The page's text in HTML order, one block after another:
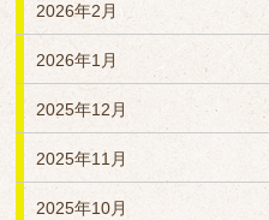
2026年2月
2026年1月
2025年12月
2025年11月
2025年10月